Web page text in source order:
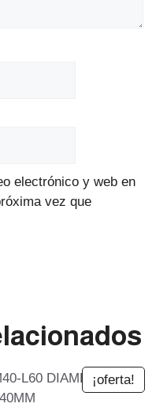
electrónico y web en
vez que
¡oferta!